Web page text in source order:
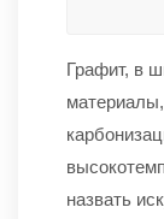
Графит, в
назвать